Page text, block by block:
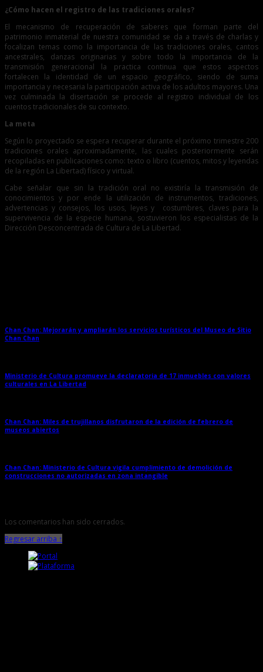
¿Cómo hacen el registro de las tradiciones orales?
El mecanismo de recuperación de saberes que forman parte del
patrimonio inmaterial de nuestra comunidad se da a través de charlas y
focalizan temas como la importancia de las tradiciones orales, cantos
ancestrales, danzas originarias y sobre todo la importancia de la
transmisión generacional la practica continua que estos aspectos
fortalecen la identidad de un espacio geográfico, siendo de suma
importancia y necesaria la participación activa de los adultos mayores. Una
vez culminada la disertación se procede al registro individual de los
cuentos tradicionales de su contexto.
La meta
Según lo proyectado se espera recuperar durante el próximo trimestre 200
tradiciones orales aproximadamente, las cuales posteriormente serán
recopiladas en publicaciones como: texto o libro (cuentos, mitos y leyendas
de la región La Libertad) físico y virtual.
Cabe señalar que sin la tradición oral no existiría la transmisión de
conocimientos y por ende la utilización de instrumentos, tradiciones,
advertencias y consejos, los usos, leyes y costumbres, claves para la
supervivencia de la especie humana, sostuvieron los especialistas de la
Dirección Desconcentrada de Cultura de La Libertad.
Chan Chan: Mejorarán y ampliarán los servicios turísticos del Museo de Sitio
Chan Chan
Ministerio de Cultura promueve la declaratoria de 17 inmuebles con valores
culturales en La Libertad
Chan Chan: Miles de trujillanos disfrutaron de la edición de febrero de
museos abiertos
Chan Chan: Ministerio de Cultura vigila cumplimiento de demolición de
construcciones no autorizadas en zona intangible
Los comentarios han sido cerrados.
Regresar arriba ↑